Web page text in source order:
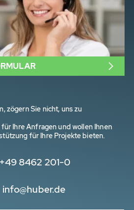
zögern Sie nicht, uns zu
Ihre Anfragen und wollen Ihnen
für Ihre Projekte bieten.
+49 8462 201-0
info@huber.de